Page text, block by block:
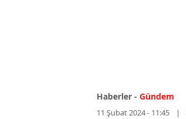
Haberler - Gündem
11 Şubat 2024 - 11:45